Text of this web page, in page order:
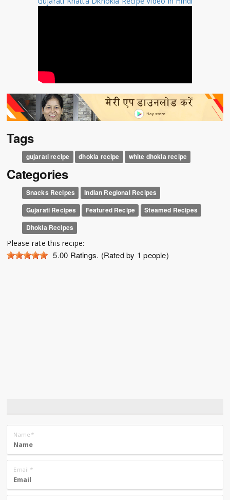
Tags
gujarati recipe dhokla recipe white dhokla recipe
Categories
Snacks Recipes
Indian Regional Recipes
Gujarati Recipes
Featured Recipe
Steamed Recipes
Dhokla Recipes
Please rate this recipe:
5.00 Ratings. (Rated by 1 people)
Name *
Email *